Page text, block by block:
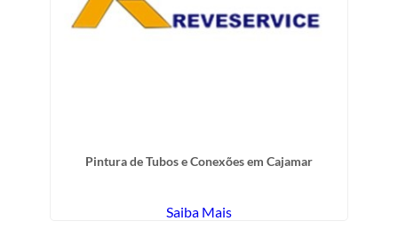
Pintura de Tubos e Conexões em Cajamar
Saiba Mais